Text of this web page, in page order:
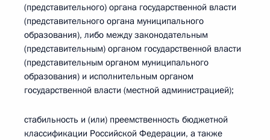
(представительного) органа государственной власти
(представительного органа муниципального
образования), либо между законодательным
(представительным) органом государственной власти
(представительным органом муниципального
образования) и исполнительным органом
государственной власти (местной администрацией);
стабильность и (или) преемственность бюджетной
классификации Российской Федерации, а также